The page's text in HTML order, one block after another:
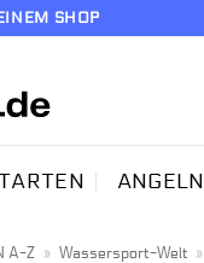
SHOP
ANGELN
A-Z » Wassersport-Welt »